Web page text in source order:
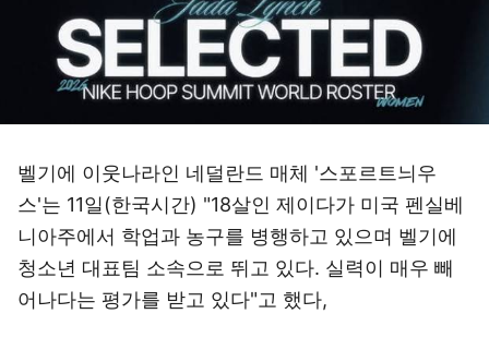
벨기에 이웃나라인 네덜란드 매체 '스포르트늬우
스'는 11일(한국시간) "18살인 제이다가 미국 펜실베
니아주에서 학업과 농구를 병행하고 있으며 벨기에
청소년 대표팀 소속으로 뛰고 있다. 실력이 매우 빼
어나다는 평가를 받고 있다"고 했다,